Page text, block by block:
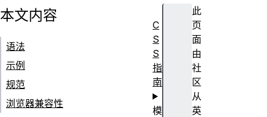
此
页
面
由
社
区
从
英
本文内容
语法
示例
规范
浏览器兼容性
C
S
S
指
南
模